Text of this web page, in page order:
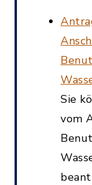
Sie
vom